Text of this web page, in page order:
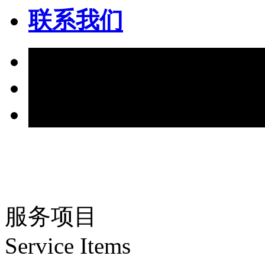
联系我们
服务项目
Service Items